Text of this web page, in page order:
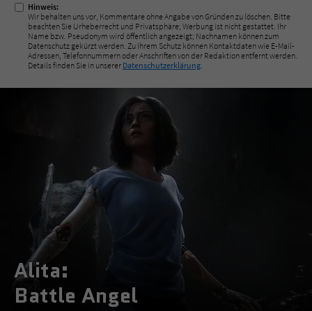
Hinweis:
Wir behalten uns vor, Kommentare ohne Angabe von Gründen zu löschen. Bitte
beachten Sie Urheberrecht und Privatsphäre; Werbung ist nicht gestattet. Ihr
Name bzw. Pseudonym wird öffentlich angezeigt; Nachnamen können zum
Datenschutz gekürzt werden. Zu Ihrem Schutz können Kontaktdaten wie E-Mail-
Adressen, Telefonnummern oder Anschriften von der Redaktion entfernt werden.
Details finden Sie in unserer Datenschutzerklärung
Alita:
Battle Angel